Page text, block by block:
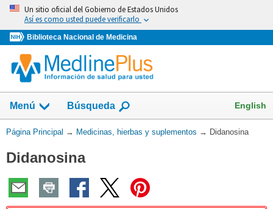
Omita
vaya
al
Contenido
Un sitio oficial del Gobierno de Estados Unidos
Así es como usted puede verificarlo
Biblioteca Nacional de Medicina
Menú
Mostrar
campo
de
Búsqueda English
Usted
aquí:
Página Principal → Medicinas, hierbas y suplementos → Didanosina
Didanosina